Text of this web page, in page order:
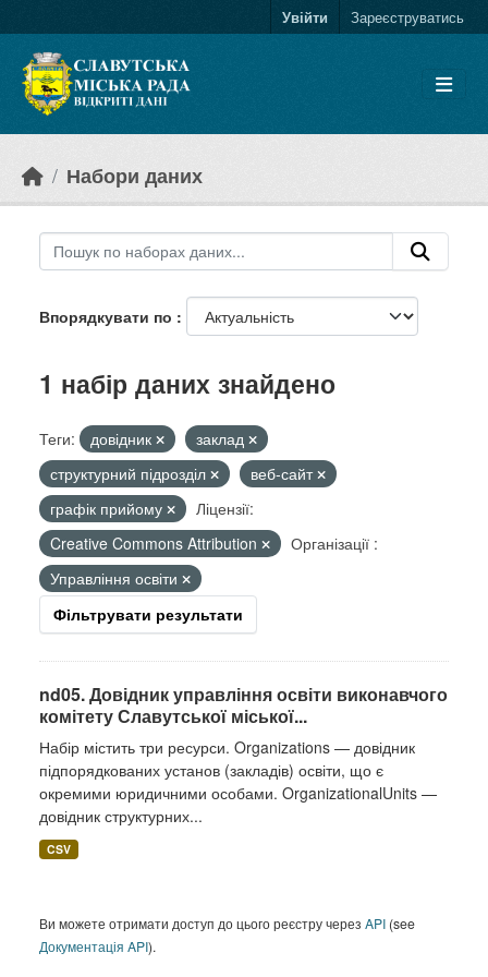
Увійти Зареєструватись
Набори даних
Впорядкувати по
1 набір даних знайдено
Теги: довідник
заклад
структурний підрозділ
веб-сайт
графік прийому
Ліцензії:
Creative Commons Attribution
Організації :
Управління освіти
Фільтрувати результати
nd05. Довідник управління освіти виконавчого
комітету Славутської міської...
Набір містить три ресурси. Organizations — довідник
підпорядкованих установ (закладів) освіти, що є
окремими юридичними особами. OrganizationalUnits —
довідник структурних...
CSV
Ви можете отримати доступ до цього реєстру через API (see
Документація API).